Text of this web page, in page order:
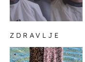
ZDRAVLJE